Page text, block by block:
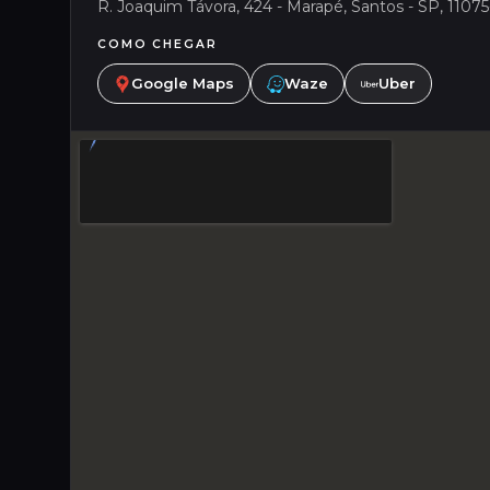
R. Joaquim Távora, 424 - Marapé, Santos - SP,
COMO CHEGAR
Google Maps Waze Uber